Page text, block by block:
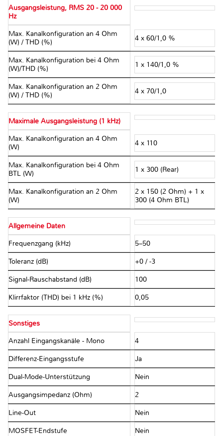
Ausgangsleistung, RMS 20 - 20 000
Hz
Max. Kanalkonfiguration an 4 Ohm
(W) / THD (%)
4 x 60/1,0 %
Max. Kanalkonfiguration bei 4 Ohm
(W)/THD (%)
1 x 140/1,0 %
Max. Kanalkonfiguration an 2 Ohm
(W) / THD (%)
4 x 70/1,0
Maximale Ausgangsleistung (1 kHz)
Max. Kanalkonfiguration an 4 Ohm
(W)
4 x 110
Max. Kanalkonfiguration bei 4 Ohm
BTL (W)
1 x 300 (Rear)
Max. Kanalkonfiguration an 2 Ohm
(W)
2 x 150 (2 Ohm) + 1 x
300 (4 Ohm BTL)
Allgemeine Daten
Frequenzgang (kHz) 5–50
Toleranz (dB) +0 / -3
Signal-Rauschabstand (dB) 100
Klirrfaktor (THD) bei 1 kHz (%) 0,05
Sonstiges
Anzahl Eingangskanäle - Mono 4
Differenz-Eingangsstufe Ja
Dual-Mode-Unterstützung Nein
Ausgangsimpedanz (Ohm) 2
Line-Out Nein
MOSFET-Endstufe Nein